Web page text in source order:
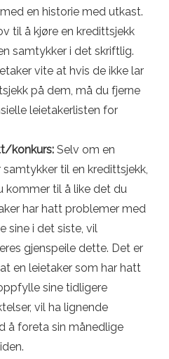
en historie med utkast.
til å kjøre en kredittsjekk
samtykker i det skriftlig.
vite at hvis de ikke lar
på dem, må du fjerne
leietakerlisten for
konkurs: Selv om en
til en kredittsjekk,
kommer til å like det du
har hatt problemer med
sine i det siste, vil
gjenspeile dette. Det er
en leietaker som har hatt
sine tidligere
vil ha lignende
å foreta sin månedlige